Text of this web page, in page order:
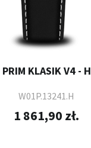
PRIM KLASIK V4 - H
W01P.13241.H
1 861,90 zł.